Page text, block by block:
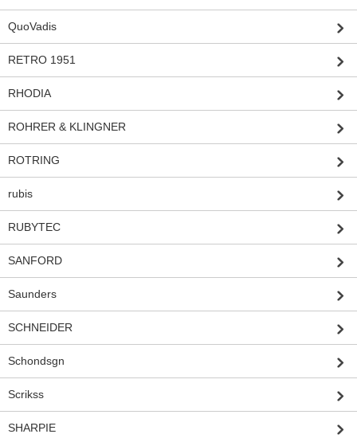
QuoVadis
RETRO 1951
RHODIA
ROHRER & KLINGNER
ROTRING
rubis
RUBYTEC
SANFORD
Saunders
SCHNEIDER
Schondsgn
Scrikss
SHARPIE